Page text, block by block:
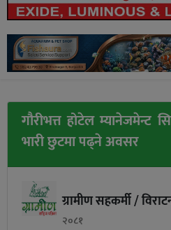
गौरीभत्त होटेल म्यानेजमेन्ट
भारी छुटमा पढ्ने अवसर
ग्रामीण सहकर्मी /
२०८१